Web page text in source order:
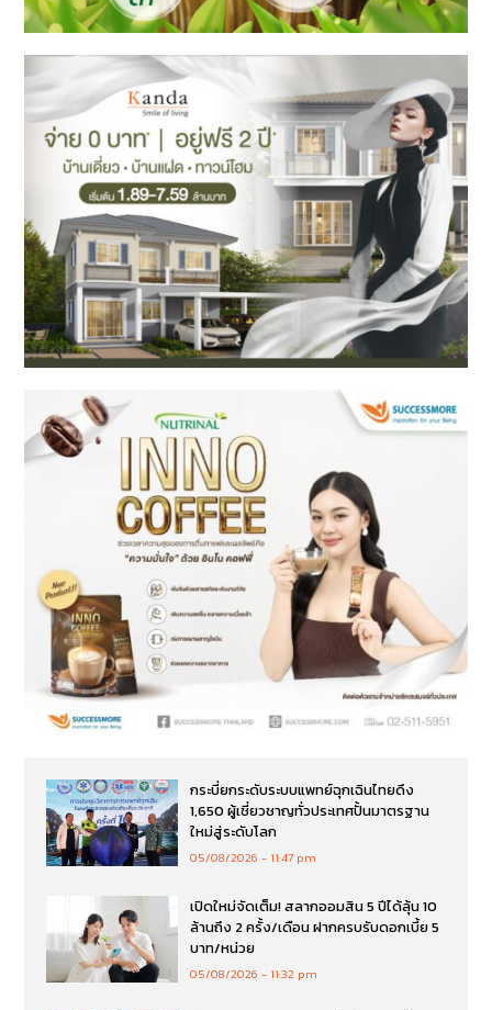
กระบี่ยกระดับระบบแพทย์ฉุกเฉินไทยดึง
1,650 ผู้เชี่ยวชาญทั่วประเทศปั้นมาตรฐาน
ใหม่สู่ระดับโลก
05/08/2026 11:47 pm
เปิดใหม่จัดเต็ม! สลากออมสิน 5 ปีได้ลุ้น 10
ล้านถึง 2 ครั้ง/เดือน ฝากครบรับดอกเบี้ย 5
บาท/หน่วย
05/08/2026 11:32 pm